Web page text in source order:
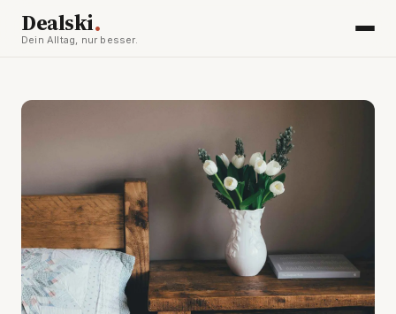
Dealski.
Dein Alltag, nur besser.